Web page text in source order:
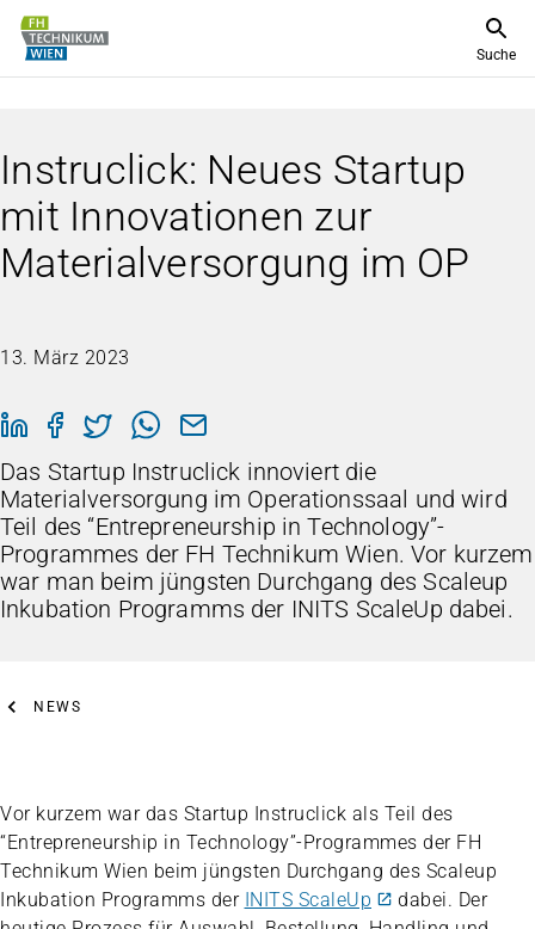
Suche
Instruclick: Neues Startup
mit Innovationen zur
Materialversorgung im OP
13. März 2023
Das Startup Instruclick innoviert die
Materialversorgung im Operationssaal und wird
Teil des “Entrepreneurship in Technology”-
Programmes der FH Technikum Wien. Vor kurzem
war man beim jüngsten Durchgang des Scaleup
Inkubation Programms der INITS ScaleUp dabei.
NEWS
Vor kurzem war das Startup Instruclick als Teil des
“Entrepreneurship in Technology”-Programmes der FH
Technikum Wien beim jüngsten Durchgang des Scaleup
Inkubation Programms der INITS ScaleUp
dabei. Der